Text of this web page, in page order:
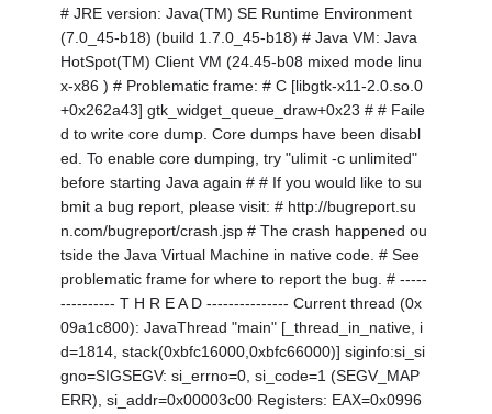
# JRE version: Java(TM) SE Runtime Environment
(7.0_45-b18) (build 1.7.0_45-b18) # Java VM: Java
HotSpot(TM) Client VM (24.45-b08 mixed mode linu
x-x86 ) # Problematic frame: # C [libgtk-x11-2.0.so.0
+0x262a43] gtk_widget_queue_draw+0x23 # # Faile
d to write core dump. Core dumps have been disabl
ed. To enable core dumping, try "ulimit -c unlimited"
before starting Java again # # If you would like to su
bmit a bug report, please visit: # http://bugreport.su
n.com/bugreport/crash.jsp # The crash happened ou
tside the Java Virtual Machine in native code. # See
problematic frame for where to report the bug. # -----
---------- T H R E A D --------------- Current thread (0x
09a1c800): JavaThread "main" [_thread_in_native, i
d=1814, stack(0xbfc16000,0xbfc66000)] siginfo:si_si
gno=SIGSEGV: si_errno=0, si_code=1 (SEGV_MAP
ERR), si_addr=0x00003c00 Registers: EAX=0x0996